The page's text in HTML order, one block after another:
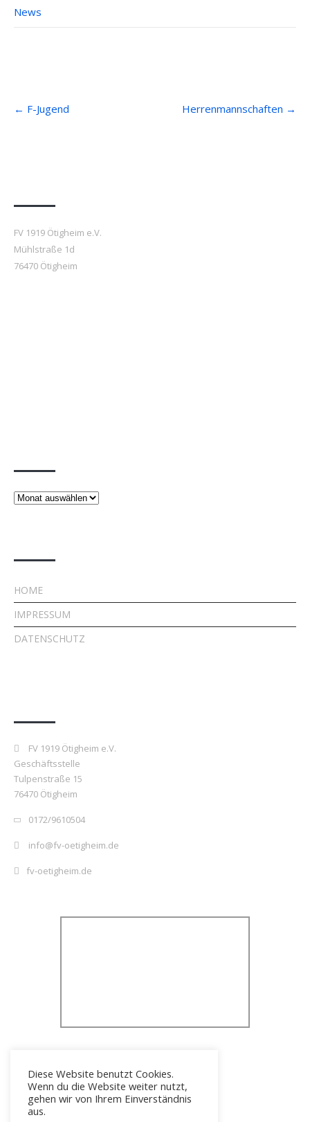
News
navigation
← F-Jugend Herrenmannschaften →
FV 1919 Ötigheim e.V.
Mühlstraße 1d
76470 Ötigheim
Beiträge
HOME
IMPRESSUM
DATENSCHUTZ
FV 1919 Ötigheim e.V.
Geschäftsstelle
Tulpenstraße 15
76470 Ötigheim
0172/9610504
info@fv-oetigheim.de
fv-oetigheim.de
Diese Website benutzt Cookies.
Wenn du die Website weiter nutzt,
gehen wir von Ihrem Einverständnis
aus.